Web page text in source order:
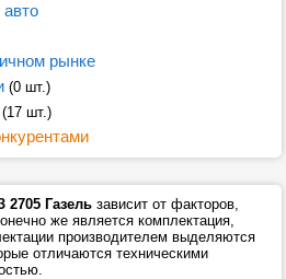
рынке
(0 шт.)
шт.)
2705 Газель зависит от факторов,
же является комплектация,
производителем выделяются
отличаются техническими